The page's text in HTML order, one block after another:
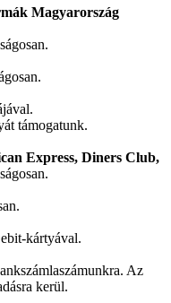
Magyarország
támogatunk.
Express, Diners Club,
kártyával.
Az
kerül.